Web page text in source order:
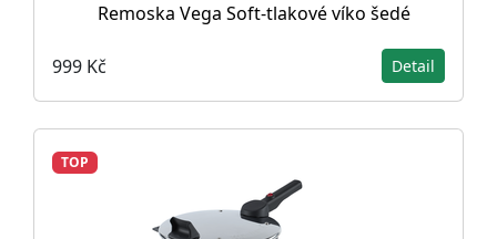
Remoska Vega Soft-tlakové víko šedé
999 Kč Detail
TOP